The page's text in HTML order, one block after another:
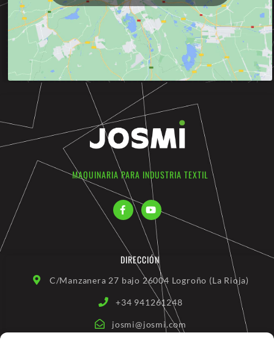
DIRECCIÓN
C/Manzanera 27 bajo 26004 Logroño (La Rioja)
+34 941261248
josmi@josmi.com
MAQUINARIA PARA INDUSTRIA TEXTIL
F
a
c
b
o
o
-
f
Y
o
u
b
e